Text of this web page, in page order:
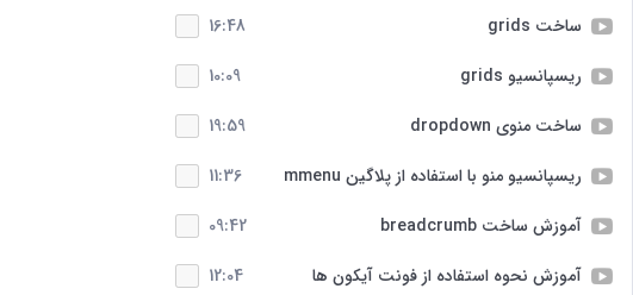
ساخت grids
16:48
ریسپانسیو grids
10:09
ساخت منوی dropdown
19:59
ریسپانسیو منو با استفاده از پلاگین mmenu
11:36
آموزش ساخت breadcrumb
09:42
آموزش نحوه استفاده از فونت آیکون ها
12:04